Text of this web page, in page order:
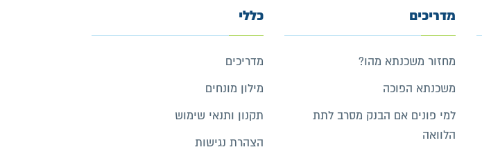
כללי
מדריכים
מילון מונחים
תקנון ותנאי שימוש
הצהרת נגישות
מדריכים
מחזור משכנתא מהו?
משכנתא הפוכה
למי פונים אם הבנק מסרב לתת
הלוואה